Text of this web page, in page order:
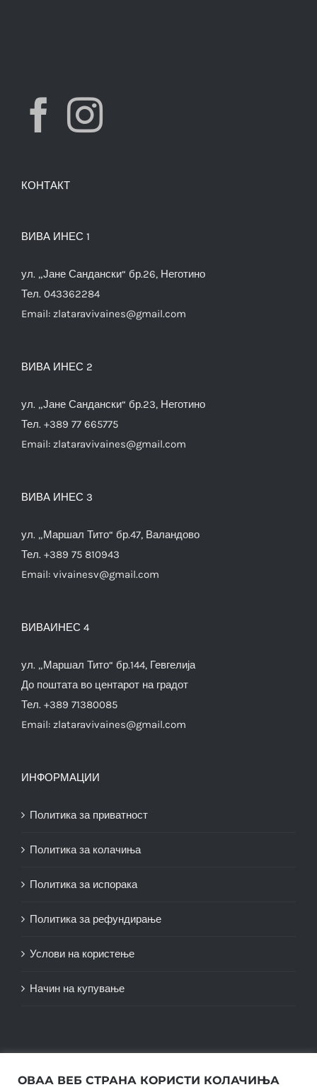
КОНТАКТ
ВИВА ИНЕС 1
ул. „Јане Сандански“ бр.26, Неготино
Тел. 043362284
Email: zlataravivaines@gmail.com
ВИВА ИНЕС 2
ул. „Јане Сандански“ бр.23, Неготино
Тел. +389 77 665775
Email: zlataravivaines@gmail.com
ВИВА ИНЕС 3
ул. „Маршал Тито“ бр.47, Валандово
Тел. +389 75 810943
Email: vivainesv@gmail.com
ВИВАИНЕС 4
ул. „Маршал Тито“ бр.144, Гевгелија
До поштата во центарот на градот
Тел. +389 71380085
Email: zlataravivaines@gmail.com
ИНФОРМАЦИИ
Политика за приватност
Политика за колачиња
Политика за испорака
Политика за рефундирање
Услови на користење
Начин на купување
ОВАА ВЕБ СТРАНА КОРИСТИ КОЛАЧИЊА